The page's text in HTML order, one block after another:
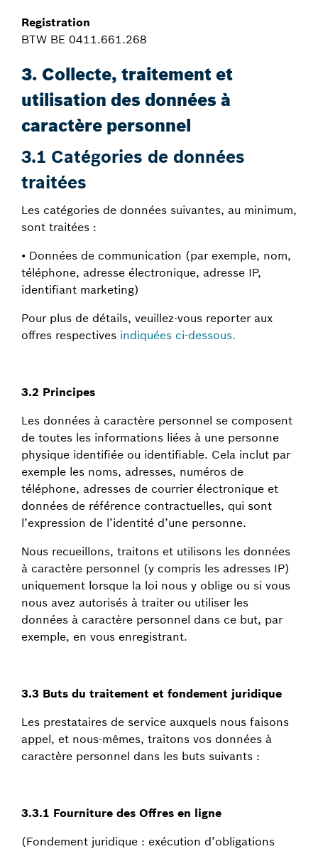
Registration
BTW BE 0411.661.268
3. Collecte, traitement et
utilisation des données à
caractère personnel
3.1 Catégories de données
traitées
Les catégories de données suivantes, au minimum,
sont traitées :
• Données de communication (par exemple, nom,
téléphone, adresse électronique, adresse IP,
identifiant marketing)
Pour plus de détails, veuillez-vous reporter aux
offres respectives indiquées ci-dessous.
3.2 Principes
Les données à caractère personnel se composent
de toutes les informations liées à une personne
physique identifiée ou identifiable. Cela inclut par
exemple les noms, adresses, numéros de
téléphone, adresses de courrier électronique et
données de référence contractuelles, qui sont
l’expression de l’identité d’une personne.
Nous recueillons, traitons et utilisons les données
à caractère personnel (y compris les adresses IP)
uniquement lorsque la loi nous y oblige ou si vous
nous avez autorisés à traiter ou utiliser les
données à caractère personnel dans ce but, par
exemple, en vous enregistrant.
3.3 Buts du traitement et fondement juridique
Les prestataires de service auxquels nous faisons
appel, et nous-mêmes, traitons vos données à
caractère personnel dans les buts suivants :
3.3.1 Fourniture des Offres en ligne
(Fondement juridique : exécution d’obligations